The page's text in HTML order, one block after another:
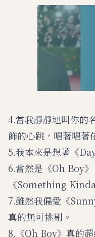
4.當我靜靜地叫你的
飾的心跳，唱著唱著
5.我本來是想著《
6.當然是《Oh Boy
《Something
7.雖然我偏愛《
真的無可挑剔。
8.《Oh Boy》真的